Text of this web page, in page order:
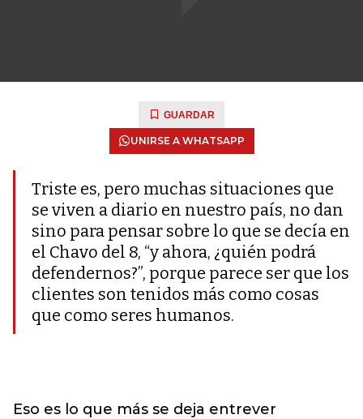
GUARDAR
UNIRSE A WHATSAPP
Triste es, pero muchas situaciones que
se viven a diario en nuestro país, no dan
sino para pensar sobre lo que se decía en
el Chavo del 8, “y ahora, ¿quién podrá
defendernos?”, porque parece ser que los
clientes son tenidos más como cosas
que como seres humanos.
Eso es lo que más se deja entrever